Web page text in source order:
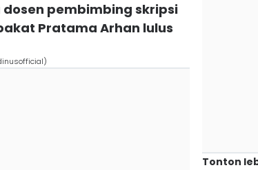
dosen pembimbing skripsi
Pratama Arhan lulus
Tonton